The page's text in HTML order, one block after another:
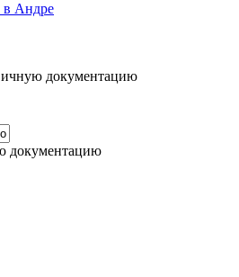
в Андре
документацию
документацию